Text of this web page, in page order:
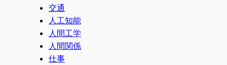
交通
人工知能
人間工学
人間関係
仕事